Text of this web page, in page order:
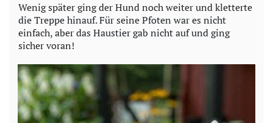
Wenig später ging der Hund noch weiter und kletterte
die Treppe hinauf. Für seine Pfoten war es nicht
einfach, aber das Haustier gab nicht auf und ging
sicher voran!